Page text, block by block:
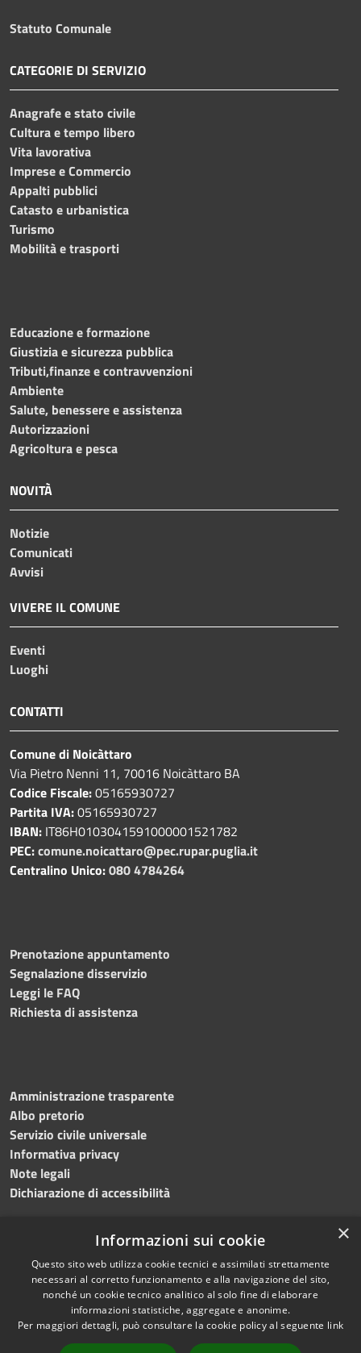
Statuto Comunale
CATEGORIE DI SERVIZIO
Anagrafe e stato civile
Cultura e tempo libero
Vita lavorativa
Imprese e Commercio
Appalti pubblici
Catasto e urbanistica
Turismo
Mobilità e trasporti
Educazione e formazione
Giustizia e sicurezza pubblica
Tributi,finanze e contravvenzioni
Ambiente
Salute, benessere e assistenza
Autorizzazioni
Agricoltura e pesca
NOVITÀ
Notizie
Comunicati
Avvisi
VIVERE IL COMUNE
Eventi
Luoghi
CONTATTI
Comune di Noicàttaro
Via Pietro Nenni 11, 70016 Noicàttaro BA
Codice Fiscale:05165930727
Partita IVA:05165930727
IBAN: IT86H0103041591000001521782
PEC:comune.noicattaro@pec.rupar.puglia.it
Centralino Unico:080 4784264
Prenotazione appuntamento
Segnalazione disservizio
Leggi le FAQ
Richiesta di assistenza
Amministrazione trasparente
Albo pretorio
Servizio civile universale
Informativa privacy
Note legali
Dichiarazione di accessibilità
RSS
Accessibilità
Cookie
Mappa del sito
Copyright © 2023 •
Comune di Noicàttaro
Powered byMunicipium
Redazione•Portale
dipendente
×
Informazioni sui cookie
Questo sito web utilizza cookie tecnici e assimilati strettamente
necessari al corretto funzionamento e alla navigazione del sito,
nonché un cookie tecnico analitico al solo fine di elaborare
informazioni statistiche, aggregate e anonime.
Per maggiori dettagli, può consultare la cookie policy al seguente link